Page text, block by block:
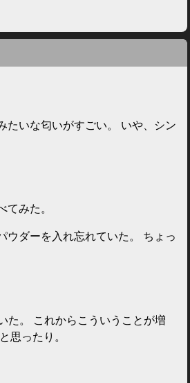
たいな匂いがすごい。 いや、シン
てみた。
ウダーを入れ忘れていた。 ちょっ
た。 これからこういうことが増
思ったり。